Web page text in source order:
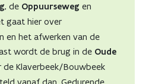
, de Oppuurseweg en
gaat hier over
en het afwerken van de
wordt de brug in de Oude
de Klaverbeek/Bouwbeek